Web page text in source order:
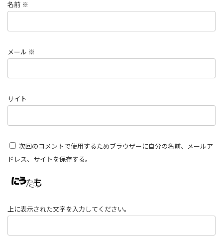
名前 ※
メール ※
サイト
次回のコメントで使用するためブラウザーに自分の名前、メールア
ドレス、サイトを保存する。
上に表示された文字を入力してください。